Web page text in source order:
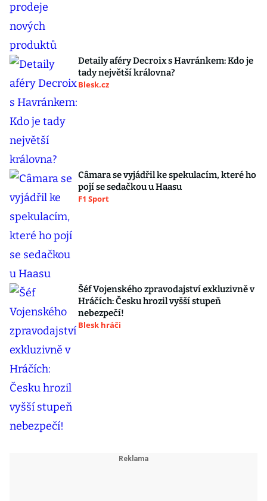
Detaily aféry Decroix s Havránkem: Kdo je
tady největší královna?
Blesk.cz
Câmara se vyjádřil ke spekulacím, které ho
pojí se sedačkou u Haasu
F1 Sport
Šéf Vojenského zpravodajství exkluzivně v
Hráčích: Česku hrozil vyšší stupeň
nebezpečí!
Blesk hráči